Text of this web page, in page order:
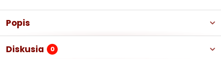
Popis
Diskusia 0